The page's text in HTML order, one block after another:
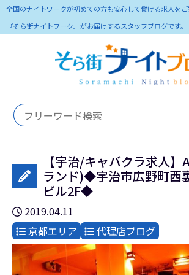
全国のナイトワークが初めての方も安心して働ける求人を
『そら街ナイトワーク』がお届けするスタッフブログです。
【宇治/キャバクラ求人
ランド)◆宇治市広野町西
ビル2F◆
2019.04.11
京都エリア
代理店ブログ